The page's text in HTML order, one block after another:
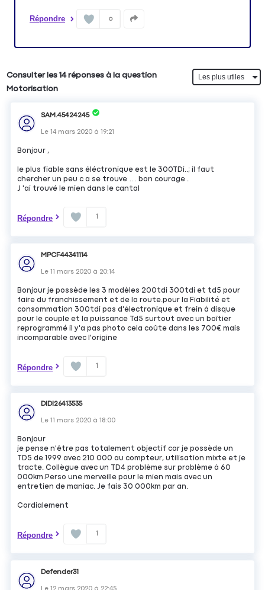
Répondre 0
Consulter les 14 réponses à la question
Motorisation
SAM.45424245
Le14 mars 2020 à19:21
Bonjour ,
le plus fiable sans éléctronique est le 300TDi..; il faut
chercher un peu c a se trouve … bon courage .
J 'ai trouvé le mien dans le cantal
Répondre 1
MPCF44341114
Le11 mars 2020 à 20:14
Bonjour je possède les 3 modèles 200tdi 300tdi et td5 pour
faire du franchissement et de la route.pour la Fiabilité et
consommation 300tdi pas d'électronique et frein à disque
pour le couple et la puissance Td5 surtout avec un boîtier
reprogrammé il y'a pas photo cela coûte dans les 700€ mais
incomparable avec l'origine
Répondre 1
DIDI26413535
Le11 mars 2020 à18:00
Bonjour
je pense n'être pas totalement objectif car je possède un
TD5 de 1999 avec 210 000 au compteur, utilisation mixte et je
tracte. Collègue avec un TD4 problème sur problème à 60
000km.Perso une merveille pour le mien mais avec un
entretien de maniac. Je fais 30 000km par an.
Cordialement
Répondre 1
Defender31
Le12 mars 2020 à 22:45